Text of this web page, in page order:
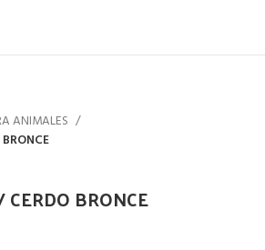
ANIMALES
BRONCE